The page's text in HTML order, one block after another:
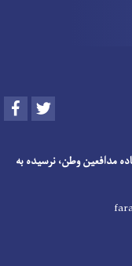
Facebook
مدافعین وطن، نرسیده به